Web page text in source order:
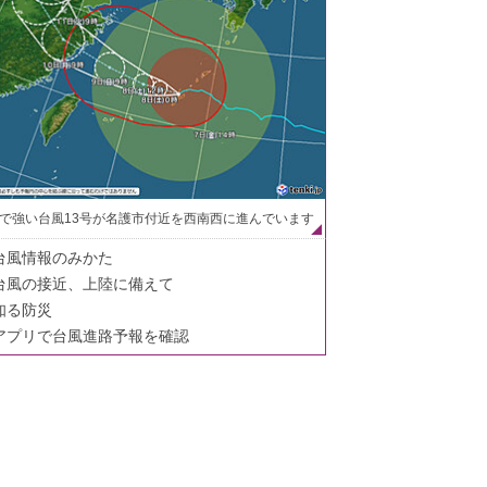
強い台風13号が名護市付近を西南西に進んでいます
風情報のみかた
風の接近、上陸に備えて
る防災
プリで台風進路予報を確認